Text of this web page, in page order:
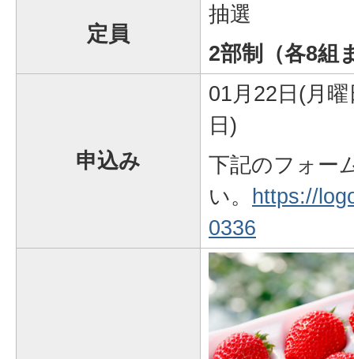
定員
抽選
2部制（各8組
申込み
01月22日(月
日)
下記のフォー
い。 https://
0336